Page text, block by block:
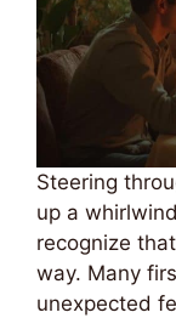
Steering
up a
recognize
way. Many
unexpected